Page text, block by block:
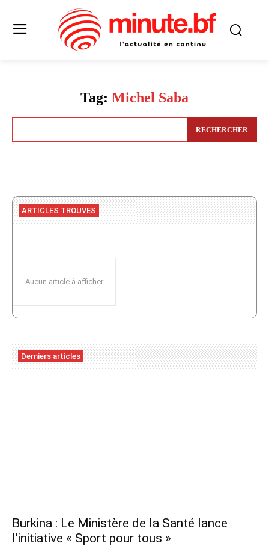
Tag: Michel Saba
RECHERCHER
ARTICLES TROUVES
Aucun article à afficher
Derniers articles
Burkina : Le Ministère de la Santé lance
l’initiative « Sport pour tous »